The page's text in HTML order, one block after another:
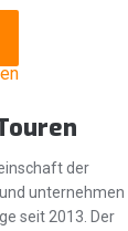
der
unternehmen
seit 2013. Der